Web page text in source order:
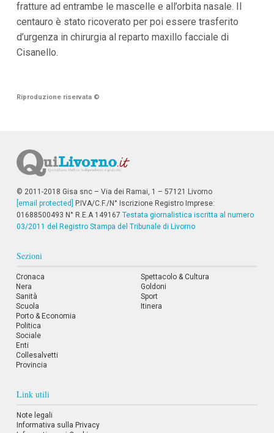
e
n
P
r
a
i
f
o
n
d
fratture ad entrambe le mascelle e all’orbita nasale. Il
centauro è stato ricoverato per poi essere trasferito
d’urgenza in chirurgia al reparto maxillo facciale di
Cisanello.
Riproduzione riservata ©
© 2011-2018 Gisa snc – Via dei Ramai, 1 – 57121 Livorno
[email protected]
P.IVA/C.F./N° Iscrizione Registro Imprese:
01688500493 N° R.E.A 149167 Testata giornalistica iscritta al numero
03/2011 del Registro Stampa del Tribunale di Livorno
Sezioni
Cronaca
Nera
Sanità
Scuola
Porto & Economia
Politica
Sociale
Enti
Collesalvetti
Provincia
Spettacolo & Cultura
Goldoni
Sport
Itinera
Link utili
Note legali
Informativa sulla Privacy